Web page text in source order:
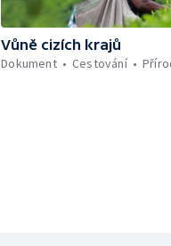
Vůně cizích krajů
Dokument
Cestování